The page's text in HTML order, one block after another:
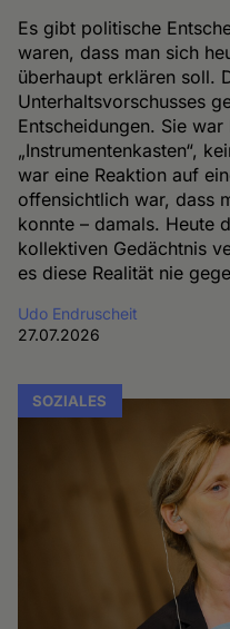
Es gibt politische
waren, dass man sich
überhaupt erklären soll.
Unterhaltsvorschusses
Entscheidungen. Sie
„Instrumentenkasten“,
war eine Reaktion auf
offensichtlich war, dass
konnte – damals. Heute
kollektiven Gedächtnis
es diese Realität nie
Udo Endruscheit
27.07.2026
SOZIALES